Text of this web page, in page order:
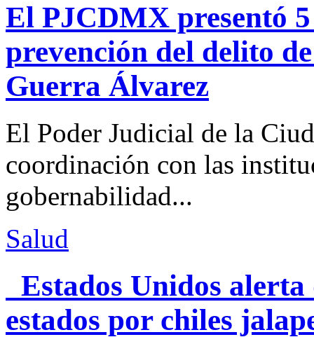
El PJCDMX presentó
prevención del delito
Guerra Álvarez
El Poder Judicial de la
coordinación con las
gobernabilidad...
Salud
Estados Unidos alerta
estados por chiles